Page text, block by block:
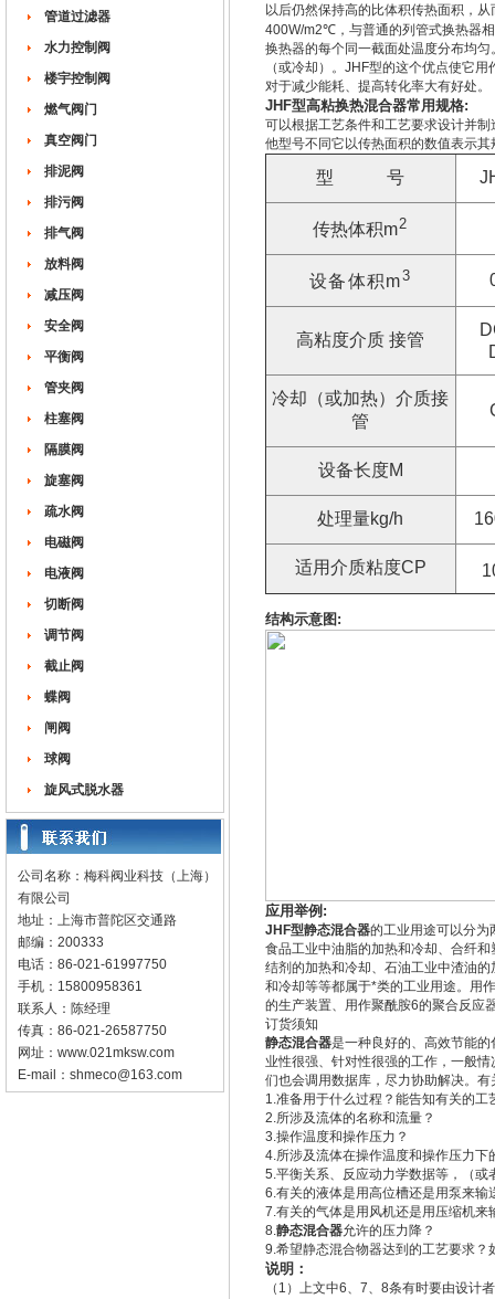
管道过滤器
水力控制阀
楼宇控制阀
燃气阀门
真空阀门
排泥阀
排污阀
排气阀
放料阀
减压阀
安全阀
平衡阀
管夹阀
柱塞阀
隔膜阀
旋塞阀
疏水阀
电磁阀
电液阀
切断阀
调节阀
截止阀
蝶阀
闸阀
球阀
旋风式脱水器
公司名称：梅科阀业科技（上海）
有限公司
地址：上海市普陀区交通路
邮编：200333
电话：86-021-61997750
手机：15800958361
联系人：陈经理
传真：86-021-26587750
网址： www.021mksw.com
E-mail： shmeco@163.com
以后仍然保持高的比体积传热面积，
400W/m2℃，与普通的列管式换热器
换热器的每个同一截面处温度分布均
（或冷却）。JHF型的这个优点使它
对于减少能耗、提高转化率大有好处。
JHF型高粘换热混合器常用规格:
可以根据工艺条件和工艺要求设计并
他型号不同它以传热面积的数值表示其
型 号
传热体积m2
设备体积m3
高粘度介质 接管
冷却（或加热）介质接
管
设备长度M
处理量kg/h
适用介质粘度CP
结构示意图:
应用举例:
JHF型静态混合器的工业用途可以分为
食品工业中油脂的加热和冷却、合纤
结剂的加热和冷却、石油工业中渣油
和冷却等等都属于*类的工业用途。用
的生产装置、用作聚酰胺6的聚合反应
订货须知
静态混合器是一种良好的、高效节能
业性很强、针对性很强的工作，一般
们也会调用数据库，尽力协助解决。
1.准备用于什么过程？能告知有关的工
2.所涉及流体的名称和流量？
3.操作温度和操作压力？
4.所涉及流体在操作温度和操作压力
5.平衡关系、反应动力学数据等，（
6.有关的液体是用高位槽还是用泵来输
7.有关的气体是用风机还是用压缩机
8.静态混合器允许的压力降？
9.希望静态混合物器达到的工艺要求
说明：
（1）上文中6、7、8条有时要由设计